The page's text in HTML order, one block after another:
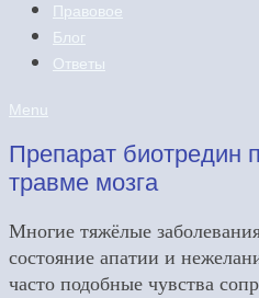
Правовое
Блог
Ответы
Menu
Препарат биотредин
травме мозга
Многие тяжёлые
состояние апатии и
часто подобные чувства